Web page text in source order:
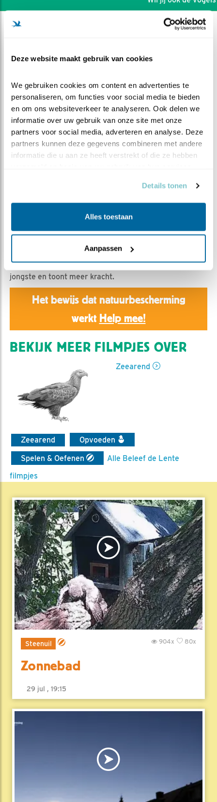
Deze website maakt gebruik van cookies
We gebruiken cookies om content en advertenties te
personaliseren, om functies voor social media te bieden
en om ons websiteverkeer te analyseren. Ook delen we
informatie over uw gebruik van onze site met onze
partners voor social media, adverteren en analyse. Deze
partners kunnen deze gegevens combineren met andere
informatie die u aan ze heeft verstrekt of die ze hebben
Details tonen
Alles toestaan
Aanpassen
Grote brus en kleine brus
Jan Dagevos | Geplaatst op 23 april 2025, 9:38 |
Vind ik leuk| Bewaar dit filmpje|
325x
De pykjes schelen maar drie dagen in leeftijd.
Toch ziet het oudste kuiken er al anders uit dan het
jongste en toont meer kracht.
Het bewijs dat natuurbescherming
werkt Help mee!
BEKIJK MEER FILMPJES OVER
Zeearend
Zeearend
Opvoeden
Spelen & Oefenen
Alle Beleef de Lente
filmpjes
Steenuil 80x
904x
Zonnebad
29 jul , 19:15